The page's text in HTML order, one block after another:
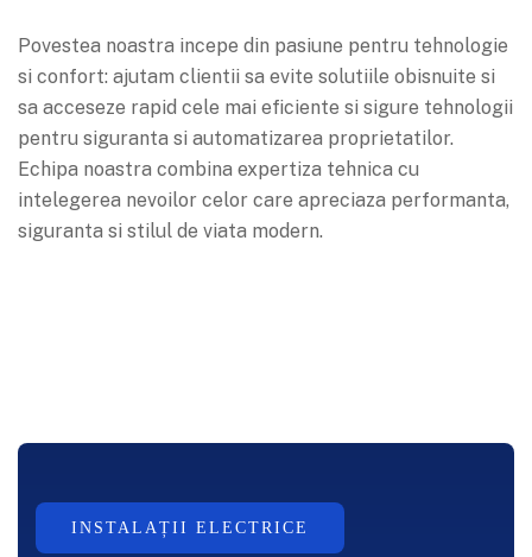
Povestea noastra incepe din pasiune pentru tehnologie
si confort: ajutam clientii sa evite solutiile obisnuite si
sa acceseze rapid cele mai eficiente si sigure tehnologii
pentru siguranta si automatizarea proprietatilor.
Echipa noastra combina expertiza tehnica cu
intelegerea nevoilor celor care apreciaza performanta,
siguranta si stilul de viata modern.
INSTALAȚII ELECTRICE